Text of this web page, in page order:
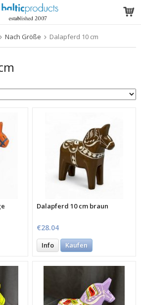
Nach Größe Dalapferd 10 cm
Dalapferd 10 cm braun
€28.04
Info Kaufen